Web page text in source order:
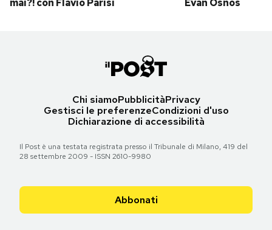
Chi siamoPubblicitàPrivacy
Gestisci le preferenzeCondizioni d'uso
Dichiarazione di accessibilità
Il Post è una testata registrata presso il Tribunale di Milano, 419 del
28 settembre 2009 - ISSN 2610-9980
Abbonati